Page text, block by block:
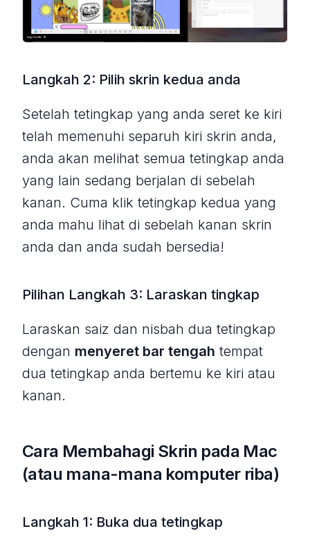
Langkah 2: Pilih skrin kedua anda
Setelah tetingkap yang anda seret ke kiri
telah memenuhi separuh kiri skrin anda,
anda akan melihat semua tetingkap anda
yang lain sedang berjalan di sebelah
kanan. Cuma klik tetingkap kedua yang
anda mahu lihat di sebelah kanan skrin
anda dan anda sudah bersedia!
Pilihan Langkah 3: Laraskan tingkap
Laraskan saiz dan nisbah dua tetingkap
dengan menyeret bar tengah tempat
dua tetingkap anda bertemu ke kiri atau
kanan.
Cara Membahagi Skrin pada Mac
(atau mana-mana komputer riba)
Langkah 1: Buka dua tetingkap